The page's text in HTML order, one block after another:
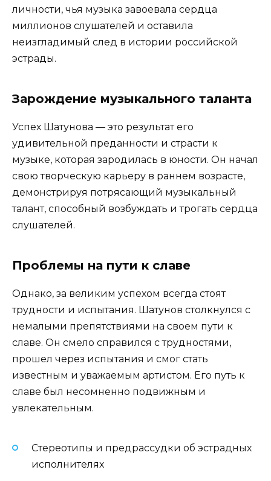
личности, чья музыка завоевала сердца
миллионов слушателей и оставила
неизгладимый след в истории российской
эстрады.
Зарождение музыкального таланта
Успех Шатунова — это результат его
удивительной преданности и страсти к
музыке, которая зародилась в юности. Он начал
свою творческую карьеру в раннем возрасте,
демонстрируя потрясающий музыкальный
талант, способный возбуждать и трогать сердца
слушателей.
Проблемы на пути к славе
Однако, за великим успехом всегда стоят
трудности и испытания. Шатунов столкнулся с
немалыми препятствиями на своем пути к
славе. Он смело справился с трудностями,
прошел через испытания и смог стать
известным и уважаемым артистом. Его путь к
славе был несомненно подвижным и
увлекательным.
Стереотипы и предрассудки об эстрадных
исполнителях